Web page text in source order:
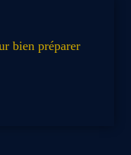
bien préparer